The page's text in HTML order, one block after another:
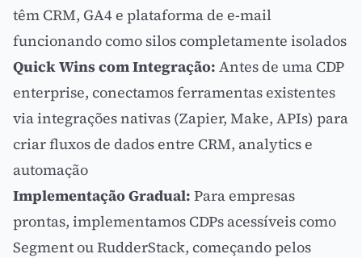
têm CRM, GA4 e plataforma de e-mail
funcionando como silos completamente isolados
Quick Wins com Integração: Antes de uma CDP
enterprise, conectamos ferramentas existentes
via integrações nativas (Zapier, Make, APIs) para
criar fluxos de dados entre CRM, analytics e
automação
Implementação Gradual: Para empresas
prontas, implementamos CDPs acessíveis como
Segment ou RudderStack, começando pelos